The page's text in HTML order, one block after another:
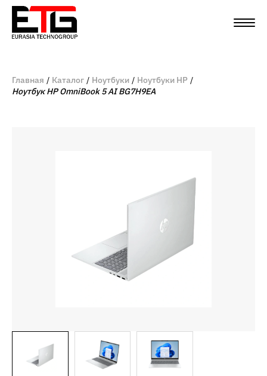
Главная Каталог Ноутбуки
Ноутбуки HP
Ноутбук HP OmniBook 5 AI BG7H9EA